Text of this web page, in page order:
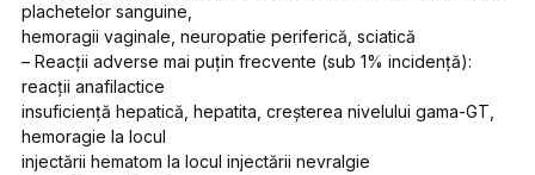
plachetelor sanguine,
hemoragii vaginale, neuropatie periferică, sciatică
– Reacţii adverse mai puţin frecvente (sub 1% incidenţă):
reacţii anafilactice
insuficienţă hepatică, hepatita, creşterea nivelului gama-GT,
hemoragie la locul
injectării hematom la locul injectării nevralgie